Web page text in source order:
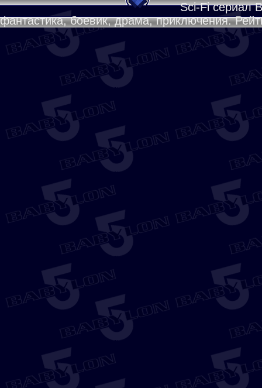
Sci-Fi сериал
фантастика, боевик, драма, приключения.